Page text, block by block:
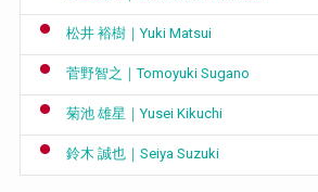
松井 裕樹｜Yuki Matsui
菅野智之｜Tomoyuki Sugano
菊池 雄星｜Yusei Kikuchi
鈴木 誠也｜Seiya Suzuki